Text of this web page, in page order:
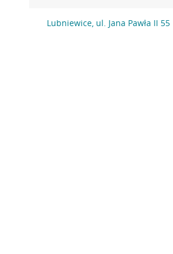
Lubniewice, ul. Jana Pawła II 55